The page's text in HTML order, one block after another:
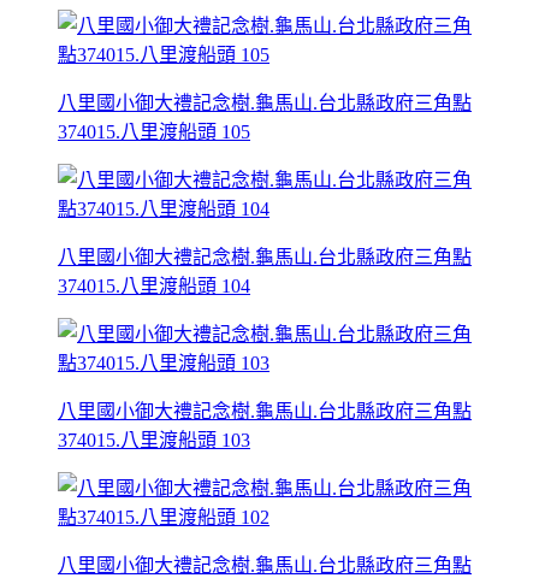
八里國小御大禮記念樹.龜馬山.台北縣政府三角點
374015.八里渡船頭 105
八里國小御大禮記念樹.龜馬山.台北縣政府三角點
374015.八里渡船頭 104
八里國小御大禮記念樹.龜馬山.台北縣政府三角點
374015.八里渡船頭 103
八里國小御大禮記念樹.龜馬山.台北縣政府三角點